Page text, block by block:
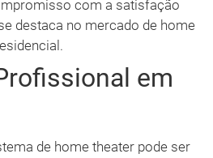
com a satisfação
destaca no mercado de home
em
de home theater pode ser